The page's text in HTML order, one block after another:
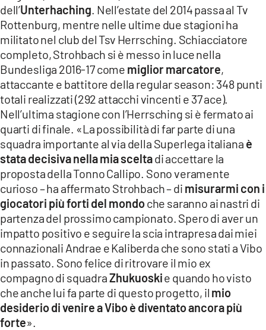
ILREGGINO.IT
COSENZACHANNEL.IT
ILVIBONESE.IT
CATANZAROCHANNEL.IT
LACAPITALENEWS.IT
App
ANDROID
APPLE
dell’Unterhaching. Nell’estate del 2014 passa al Tv
Rottenburg, mentre nelle ultime due stagioni ha
militato nel club del Tsv Herrsching. Schiacciatore
completo, Strohbach si è messo in luce nella
Bundesliga 2016-17 come miglior marcatore,
attaccante e battitore della regular season: 348 punti
totali realizzati (292 attacchi vincenti e 37 ace).
Nell’ultima stagione con l’Herrsching si è fermato ai
quarti di finale. «La possibilità di far parte di una
squadra importante al via della Superlega italiana è
stata decisiva nella mia sceltadi accettare la
proposta della Tonno Callipo. Sono veramente
curioso – ha affermato Strohbach – di misurarmi con i
giocatori più forti del mondoche saranno ai nastri di
partenza del prossimo campionato. Spero di aver un
impatto positivo e seguire la scia intrapresa dai miei
connazionali Andrae e Kaliberda che sono stati a Vibo
in passato. Sono felice di ritrovare il mio ex
compagno di squadraZhukuoskie quando ho visto
che anche lui fa parte di questo progetto, il mio
desiderio di venire a Vibo è diventato ancora più
forte».